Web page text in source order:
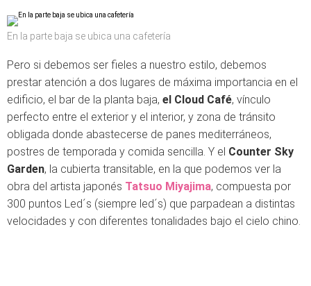
En la parte baja se ubica una cafetería
Pero si debemos ser fieles a nuestro estilo, debemos
prestar atención a dos lugares de máxima importancia en el
edificio, el bar de la planta baja, el Cloud Café, vínculo
perfecto entre el exterior y el interior, y zona de tránsito
obligada donde abastecerse de panes mediterráneos,
postres de temporada y comida sencilla. Y el Counter Sky
Garden, la cubierta transitable, en la que podemos ver la
obra del artista japonés Tatsuo Miyajima, compuesta por
300 puntos Led´s (siempre led´s) que parpadean a distintas
velocidades y con diferentes tonalidades bajo el cielo chino.